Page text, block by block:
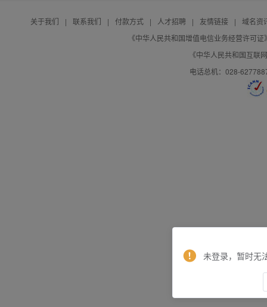
关于我们 | 联系我们 | 付款方式 | 人才招聘 | 友情链接 |
域名资
《中华人民共和国增值电信业务经营许可
《中华人民共和国互联
电话总机：028-
未登录，暂时无